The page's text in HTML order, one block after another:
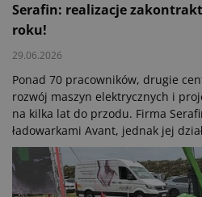
Serafin: realizacje
roku!
29.06.2026
Ponad 70 pracowników, drugie
rozwój maszyn elektrycznych i
na kilka lat do przodu. Firma
ładowarkami Avant, jednak jej
znacznie szerszy zakres - od
budowlanych po technologie dla
nasiennej. O sytuacji na rynku,